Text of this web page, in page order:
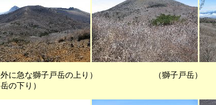
外に急な獅子戸岳の上り） （獅
の下り）